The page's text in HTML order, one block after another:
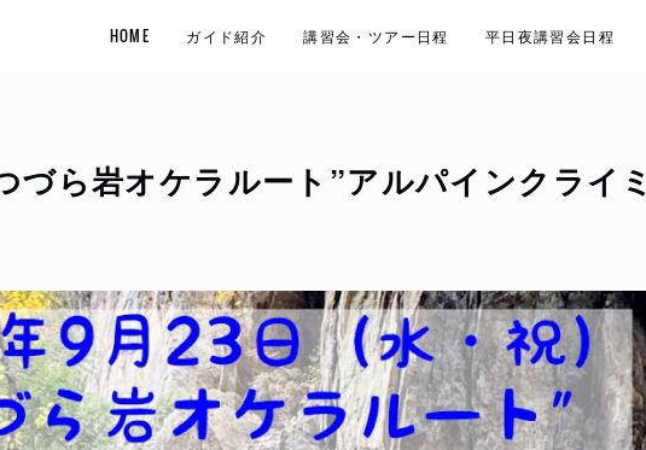
HOME ガイド紹介 講習会・ツアー日程 平日夜講習会日程
づら岩オケラルート”アルパインクライミ